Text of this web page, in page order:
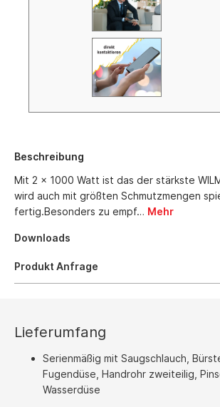
Beschreibung
Mit 2 x 1000 Watt ist das der stärkste
wird auch mit größten Schmutzmengen
fertig.Besonders zu empf… Mehr
Downloads
Produkt Anfrage
Lieferumfang
Serienmäßig mit Saugschlauch,
Fugendüse, Handrohr zweiteilig,
Wasserdüse